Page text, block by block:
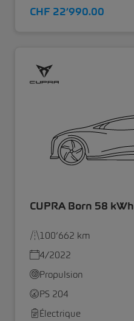
CHF 22’990.00
CUPRA Born 58 kWh
100’662 km
4/2022
Propulsion
PS 204
Électrique